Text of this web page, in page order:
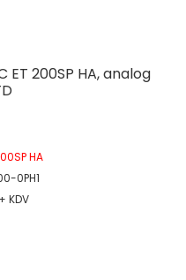
ET 200SP HA, analog
HA
0PH1
KDV